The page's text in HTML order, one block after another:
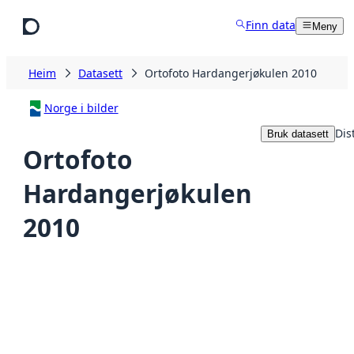
Finn data Meny
Heim Datasett Ortofoto Hardangerjøkulen 2010
Norge i bilder
Ortofoto
Hardangerjøkulen
2010
Bruk datasett